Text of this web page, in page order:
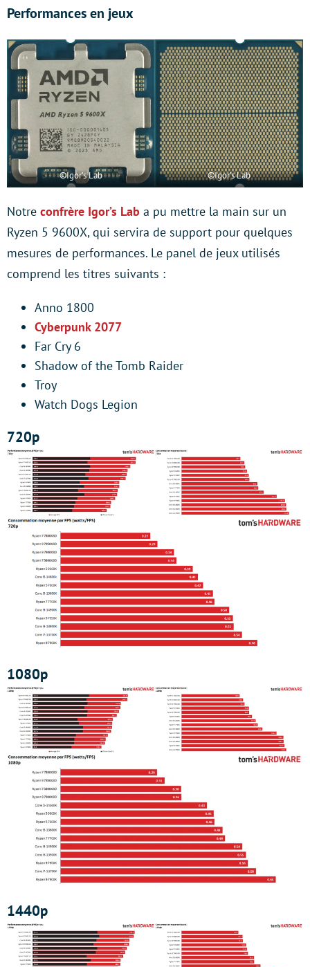
Performances en jeux
©Igor’s Lab ©Igor’s Lab
Notre confrère Igor’s Lab a pu mettre la main sur un
Ryzen 5 9600X, qui servira de support pour quelques
mesures de performances. Le panel de jeux utilisés
comprend les titres suivants :
Anno 1800
Cyberpunk 2077
Far Cry 6
Shadow of the Tomb Raider
Troy
Watch Dogs Legion
720p
1080p
1440p